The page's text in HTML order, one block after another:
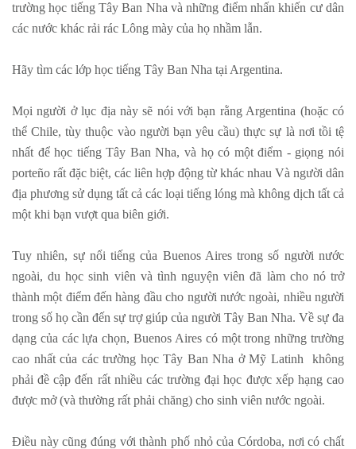
trường học tiếng Tây Ban Nha và những điểm nhấn khiến cư dân
các nước khác rải rác Lông mày của họ nhầm lẫn.
Hãy tìm các lớp học tiếng Tây Ban Nha tại Argentina.
Mọi người ở lục địa này sẽ nói với bạn rằng Argentina (hoặc có
thể Chile, tùy thuộc vào người bạn yêu cầu) thực sự là nơi tồi tệ
nhất để học tiếng Tây Ban Nha, và họ có một điểm - giọng nói
porteño rất đặc biệt, các liên hợp động từ khác nhau Và người dân
địa phương sử dụng tất cả các loại tiếng lóng mà không dịch tất cả
một khi bạn vượt qua biên giới.
Tuy nhiên, sự nổi tiếng của Buenos Aires trong số người nước
ngoài, du học sinh viên và tình nguyện viên đã làm cho nó trở
thành một điểm đến hàng đầu cho người nước ngoài, nhiều người
trong số họ cần đến sự trợ giúp của người Tây Ban Nha. Về sự đa
dạng của các lựa chọn, Buenos Aires có một trong những trường
cao nhất của các trường học Tây Ban Nha ở Mỹ Latinh không
phải đề cập đến rất nhiều các trường đại học được xếp hạng cao
được mở (và thường rất phải chăng) cho sinh viên nước ngoài.
Điều này cũng đúng với thành phố nhỏ của Córdoba, nơi có chất